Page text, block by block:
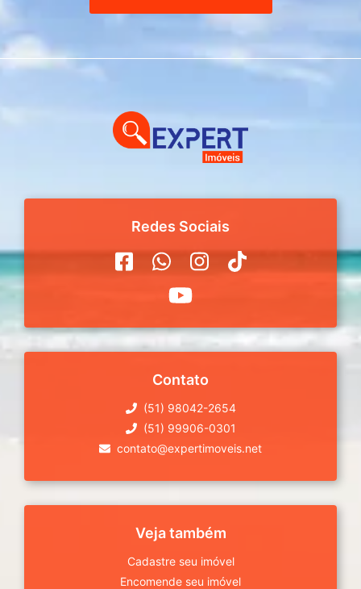
Redes Sociais
Contato
(51) 98042-2654
(51) 99906-0301
contato@expertimoveis.net
Veja também
Cadastre seu imóvel
Encomende seu imóvel